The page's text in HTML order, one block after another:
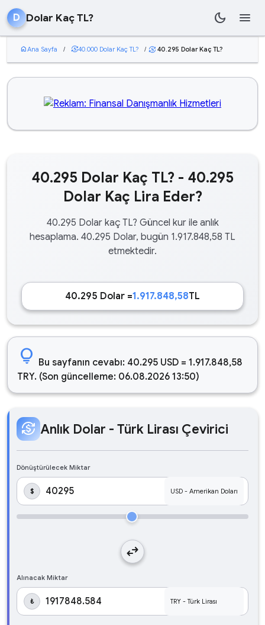
D Dolar Kaç TL? dark_mode menu
homeAna Sayfa / currency_exchange40.000 Dolar Kaç TL? / currency_exchange 40.295 Dolar Kaç TL?
40.295 Dolar Kaç TL? - 40.295
Dolar Kaç Lira Eder?
40.295 Dolar kaç TL? Güncel kur ile anlık
hesaplama. 40.295 Dolar, bugün 1.917.848,58 TL
etmektedir.
40.295 Dolar =1.917.848,58TL
lightbulb Bu sayfanın cevabı: 40.295 USD = 1.917.848,58
TRY. (Son güncelleme: 06.08.2026 13:50)
currency_exchange Anlık Dolar - Türk Lirası Çevirici
Dönüştürülecek Miktar
$
swap_horiz
Alınacak Miktar
₺